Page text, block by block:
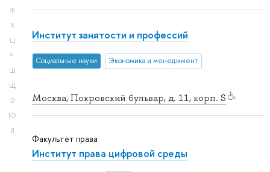
Ф
Х
Ц
Ч
Ш
Щ
Э
Ю
Я
Москва, Покровский бульвар, д. 11, корп. S
Институт занятости и профессий
Социальные науки Экономика и менеджмент
Факультет права
Институт права цифровой среды